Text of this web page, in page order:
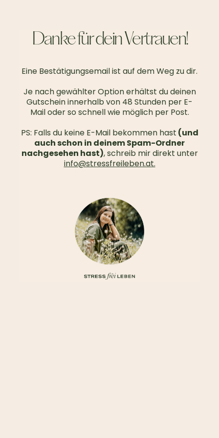
Danke für dein Vertrauen!
Eine Bestätigungsemail ist auf dem Weg zu dir.
Je nach gewählter Option erhältst du deinen
Gutschein innerhalb von 48 Stunden per E-
Mail oder so schnell wie möglich per Post.
PS: Falls du keine E-Mail bekommen hast (und
auch schon in deinem Spam-Ordner
nachgesehen hast), schreib mir direkt unter
info@stressfreileben.at.